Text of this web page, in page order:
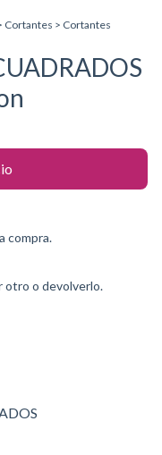
Cortantes > Cortantes
compra.
otro o devolverlo.